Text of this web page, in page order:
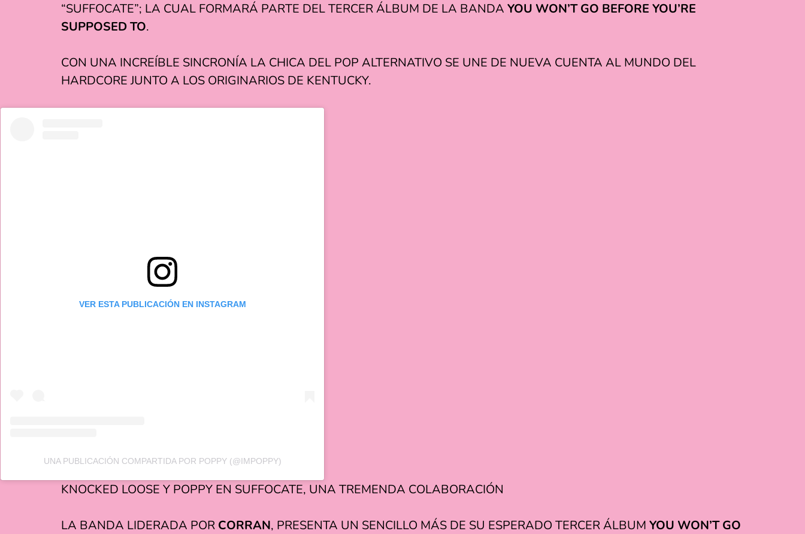
“SUFFOCATE”; LA CUAL FORMARÁ PARTE DEL TERCER ÁLBUM DE LA BANDA YOU WON’T GO BEFORE YOU’RE
SUPPOSED TO.
CON UNA INCREÍBLE SINCRONÍA LA CHICA DEL POP ALTERNATIVO SE UNE DE NUEVA CUENTA AL MUNDO DEL
HARDCORE JUNTO A LOS ORIGINARIOS DE KENTUCKY.
VER ESTA PUBLICACIÓN EN INSTAGRAM
UNA PUBLICACIÓN COMPARTIDA POR POPPY (@IMPOPPY)
KNOCKED LOOSE Y POPPY EN SUFFOCATE, UNA TREMENDA COLABORACIÓN
LA BANDA LIDERADA POR CORRAN, PRESENTA UN SENCILLO MÁS DE SU ESPERADO TERCER ÁLBUM YOU WON’T GO